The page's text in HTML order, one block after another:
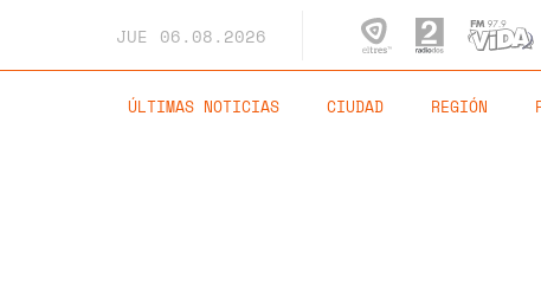
JUE 06.08.2026
ÚLTIMAS NOTICIAS CIUDAD REGIÓN